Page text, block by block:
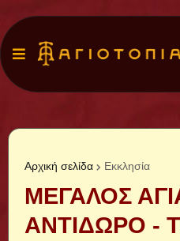
Αρχική σελίδα Εκκλησία
ΜΕΓΑΛΟΣ
ΑΝΤΙΔΩΡΟ -